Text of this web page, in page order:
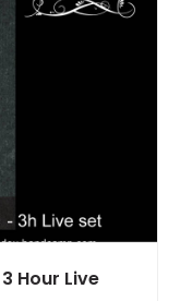
Hour Live